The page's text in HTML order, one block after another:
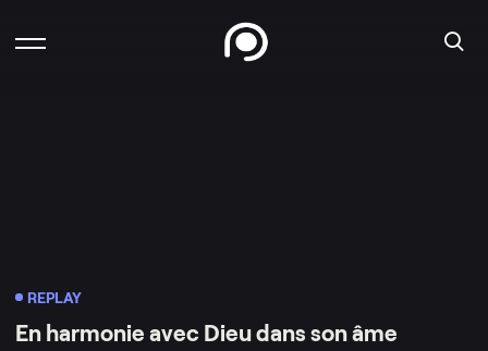
REPLAY
En harmonie avec Dieu dans son âme